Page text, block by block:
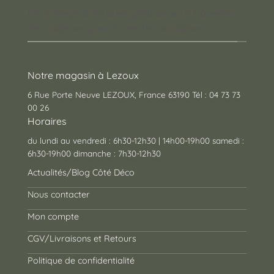
Notre magasin à Lezoux
6 Rue Porte Neuve LEZOUX, France 63190 Tél : 04 73 73
00 26
Horaires
du lundi au vendredi : 6h30-12h30 | 14h00-19h00 samedi :
6h30-19h00 dimanche : 7h30-12h30
Actualités/Blog Côté Déco
Nous contacter
Mon compte
CGV/Livraisons et Retours
Politique de confidentialité